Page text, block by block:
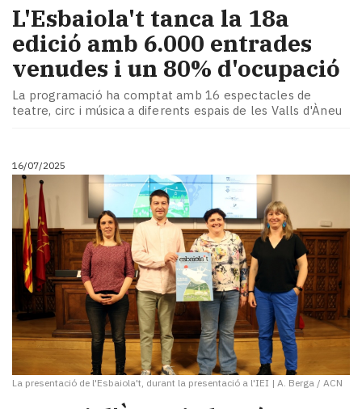
L'Esbaiola't tanca la 18a
edició amb 6.000 entrades
venudes i un 80% d'ocupació
La programació ha comptat amb 16 espectacles de
teatre, circ i música a diferents espais de les Valls d'Àneu
16/07/2025
La presentació de l'Esbaiola't, durant la presentació a l'IEI | A. Berga / ACN